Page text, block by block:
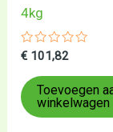
4kg
Gewaardeerd
uit
5
€ 101,82
Toevoegen
winkelwagen